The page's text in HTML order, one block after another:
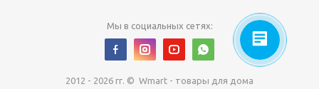
Мы в социальных сетях:
2012 - 2026 гг. © Wmart - товары для дома